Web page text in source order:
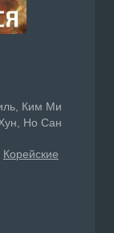
Ким Ми
Но Сан
Корейские